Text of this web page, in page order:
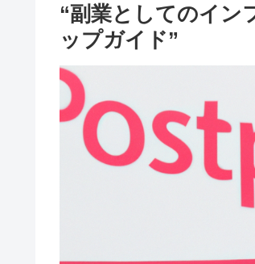
“副業としてのイン
ップガイド”